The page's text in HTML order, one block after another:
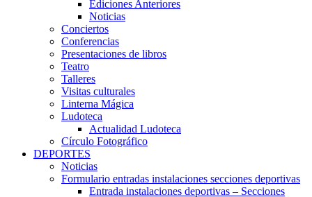
Ediciones Anteriores
Noticias
Conciertos
Conferencias
Presentaciones de libros
Teatro
Talleres
Visitas culturales
Linterna Mágica
Ludoteca
Actualidad Ludoteca
Círculo Fotográfico
DEPORTES
Noticias
Formulario entradas instalaciones secciones deportivas
Entrada instalaciones deportivas – Secciones